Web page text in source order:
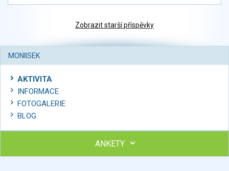
Zobrazit starší příspěvky
MONIISEK
AKTIVITA
INFORMACE
FOTOGALERIE
BLOG
ANKETY